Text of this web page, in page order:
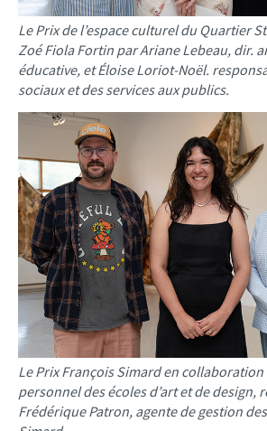
Le Prix de l’espace culturel du Quartier
Zoé Fiola Fortin par Ariane Lebeau, dir.
éducative, et Éloise Loriot-Noël.
sociaux et des services aux publics.
Le Prix François Simard en collaboration
personnel des écoles d’art et de design,
Frédérique Patron, agente de gestion